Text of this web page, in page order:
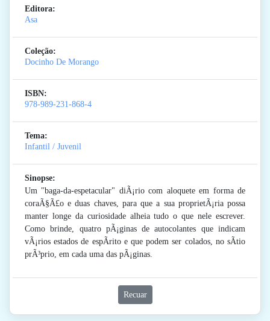
Editora:
Asa
Coleção:
Docinho De Morango
ISBN:
978-989-231-868-4
Tema:
Infantil / Juvenil
Sinopse:
Um "baga-da-espetacular" diÃ¡rio com aloquete em forma de
coraÃ§Ã£o e duas chaves, para que a sua proprietÃ¡ria possa
manter longe da curiosidade alheia tudo o que nele escrever.
Como brinde, quatro pÃ¡ginas de autocolantes que indicam
vÃ¡rios estados de espÃ­rito e que podem ser colados, no sÃ­tio
prÃ³prio, em cada uma das pÃ¡ginas.
Recuar